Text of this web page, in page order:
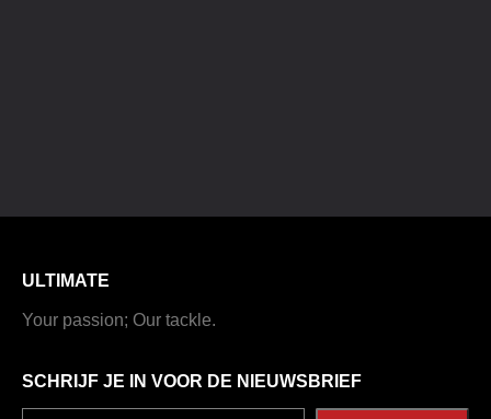
ULTIMATE
Your passion; Our tackle.
SCHRIJF JE IN VOOR DE NIEUWSBRIEF